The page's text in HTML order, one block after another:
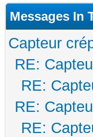
Messages In
Capteur
RE:
RE:
RE:
RE: